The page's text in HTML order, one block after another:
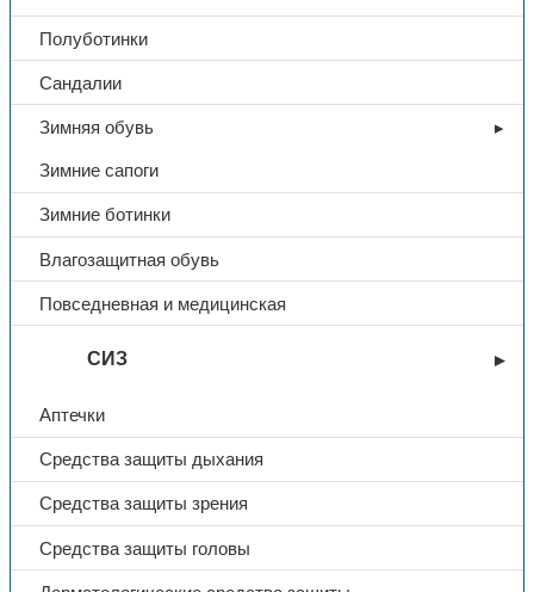
Полуботинки
Сандалии
Зимняя обувь
Зимние сапоги
Зимние ботинки
Влагозащитная обувь
Повседневная и медицинская
СИЗ
Аптечки
Средства защиты дыхания
Средства защиты зрения
Средства защиты головы